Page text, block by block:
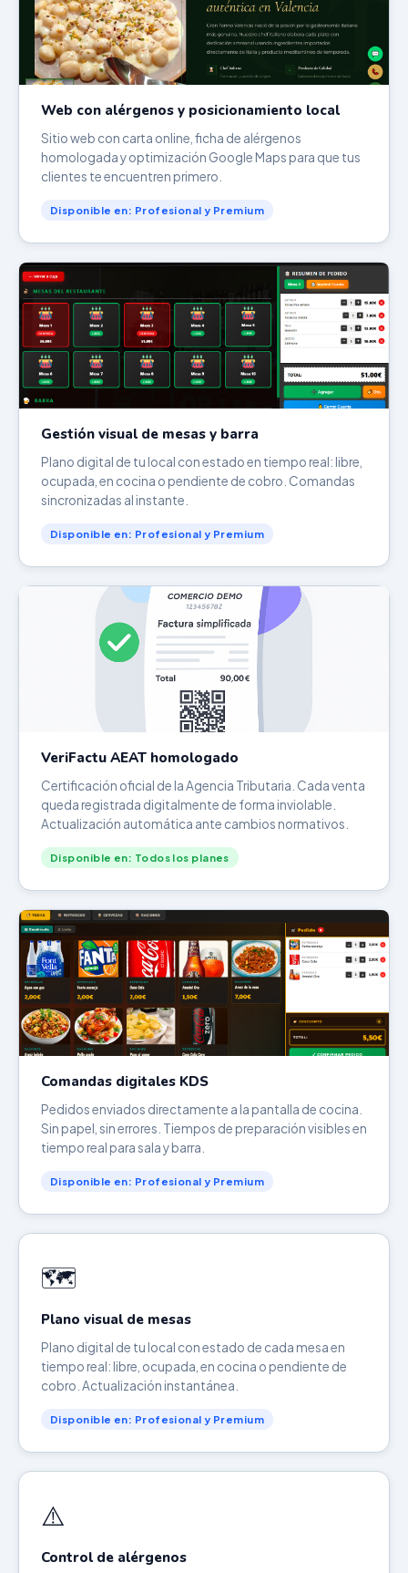
Web con alérgenos y posicionamiento local
Sitio web con carta online, ficha de alérgenos
homologada y optimización Google Maps para que tus
clientes te encuentren primero.
Disponible en: Profesional y Premium
Gestión visual de mesas y barra
Plano digital de tu local con estado en tiempo real: libre,
ocupada, en cocina o pendiente de cobro. Comandas
sincronizadas al instante.
Disponible en: Profesional y Premium
VeriFactu AEAT homologado
Certificación oficial de la Agencia Tributaria. Cada venta
queda registrada digitalmente de forma inviolable.
Actualización automática ante cambios normativos.
Disponible en: Todos los planes
Comandas digitales KDS
Pedidos enviados directamente a la pantalla de cocina.
Sin papel, sin errores. Tiempos de preparación visibles en
tiempo real para sala y barra.
Disponible en: Profesional y Premium
🗺️
Plano visual de mesas
Plano digital de tu local con estado de cada mesa en
tiempo real: libre, ocupada, en cocina o pendiente de
cobro. Actualización instantánea.
Disponible en: Profesional y Premium
⚠️
Control de alérgenos